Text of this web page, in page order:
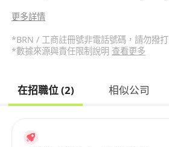
更多詳情
*BRN / 工商註冊號非電話號碼，請勿撥打
*數據來源與責任限制說明 查看更多
在招職位 (2) 相似公司